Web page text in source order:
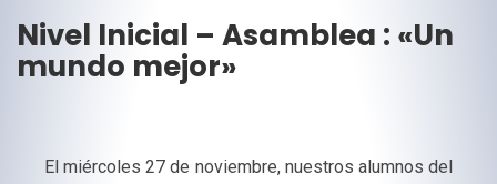
Nivel Inicial – Asamblea : «Un
mundo mejor»
El miércoles 27 de noviembre, nuestros alumnos del